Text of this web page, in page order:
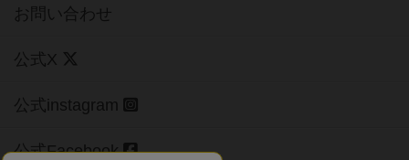
お問い合わせ
公式X
公式instagram
公式Facebook